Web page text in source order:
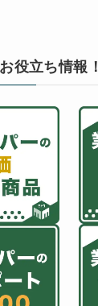
役立ち情報！